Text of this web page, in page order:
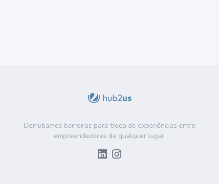
Derrubamos barreiras para troca de experiências entre
empreendedores de qualquer lugar.